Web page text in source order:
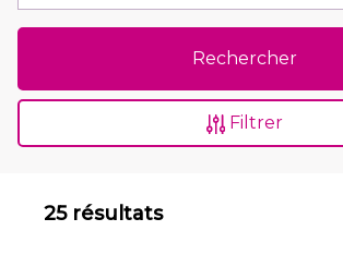
Rechercher
Filtrer
25 résultats